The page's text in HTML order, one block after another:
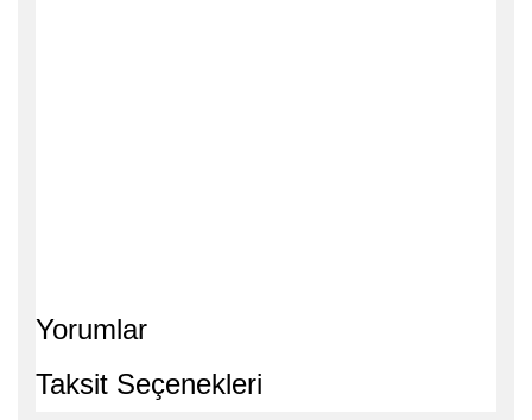
Yorumlar
Taksit Seçenekleri